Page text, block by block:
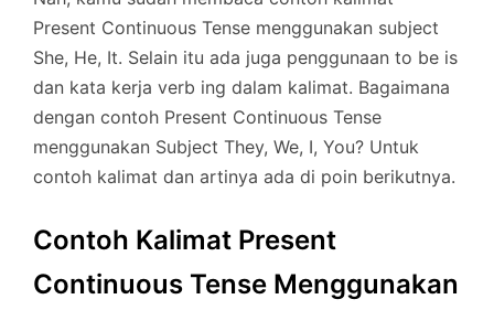
Present Continuous Tense menggunakan subject
She, He, It. Selain itu ada juga penggunaan to be is
dan kata kerja verb ing dalam kalimat. Bagaimana
dengan contoh Present Continuous Tense
menggunakan Subject They, We, I, You? Untuk
contoh kalimat dan artinya ada di poin berikutnya.
Contoh Kalimat Present
Continuous Tense Menggunakan